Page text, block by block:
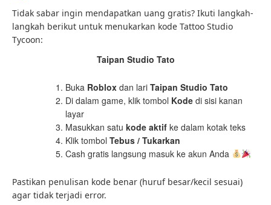
Tidak sabar ingin mendapatkan uang gratis? Ikuti langkah-
langkah berikut untuk menukarkan kode Tattoo Studio
Tycoon:
Taipan Studio Tato
Buka Roblox dan lari Taipan Studio Tato
Di dalam game, klik tombol Kode di sisi kanan
layar
Masukkan satu kode aktif ke dalam kotak teks
Klik tombol Tebus / Tukarkan
Cash gratis langsung masuk ke akun Anda
Pastikan penulisan kode benar (huruf besar/kecil sesuai)
agar tidak terjadi error.